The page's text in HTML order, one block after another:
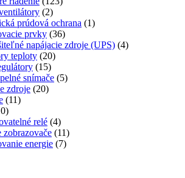
(2)
prúdová ochrana (1)
prvky (36)
napájacie zdroje (UPS) (4)
teploty (20)
(15)
snímače (5)
zdroje (20)
(11)
relé (4)
(11)
energie (7)